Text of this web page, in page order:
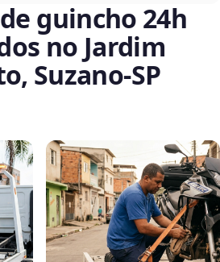
guincho 24h
no Jardim
Suzano‑SP